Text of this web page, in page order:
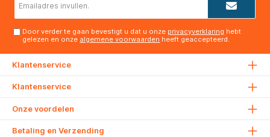
Door verder te gaan bevestigt u dat u onze privacyverklaring hebt
gelezen en onze algemene voorwaarden heeft geaccepteerd.
Klantenservice
Klantenservice
Onze voordelen
Betaling en Verzending